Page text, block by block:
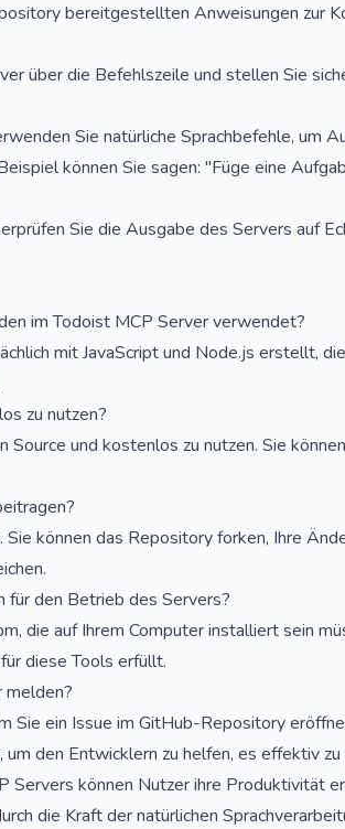
bereitgestellten Anweisungen zur
über die Befehlszeile und stellen Sie
Sie natürliche Sprachbefehle, um
können Sie sagen: "Füge eine
Sie die Ausgabe des Servers auf
im Todoist MCP Server verwendet?
mit JavaScript und Node.js erstellt,
zu nutzen?
und kostenlos zu nutzen. Sie
können das Repository forken, Ihre
für den Betrieb des Servers?
die auf Ihrem Computer installiert sein
diese Tools erfüllt.
melden?
Sie ein Issue im GitHub-Repository
den Entwicklern zu helfen, es effektiv zu
Servers können Nutzer ihre Produktivität
die Kraft der natürlichen